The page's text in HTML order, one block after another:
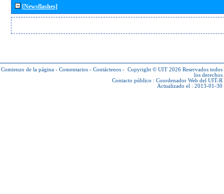
[Newsflashes]
Comienzo de la página - Comentarios - Contáctenos - Copyright © UIT 2026 Reservados todos
los derechos
Contacto público : Coordenador Web del UIT-R
Actualizado el : 2013-01-30